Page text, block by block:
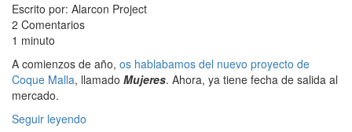
Escrito por: Alarcon Project
2 Comentarios
1 minuto
A comienzos de año, os hablabamos del nuevo proyecto de
Coque Malla, llamado Mujeres. Ahora, ya tiene fecha de salida al
mercado.
Seguir leyendo